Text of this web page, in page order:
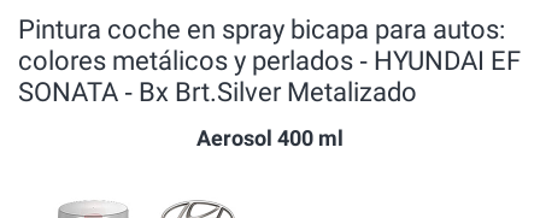
Pintura coche en spray bicapa para autos:
colores metálicos y perlados ‐ HYUNDAI EF
SONATA ‐ Bx Brt.Silver Metalizado
Aerosol 400 ml